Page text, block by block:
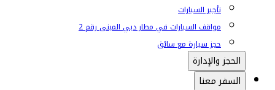
تأجير السيارات
مواقف السيارات في مطار دبي المبنى رقم 2
حجز سيارة مع سائق
الحجز والإدارة
السفر معنا